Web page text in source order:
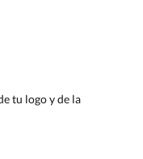
tu logo y de la